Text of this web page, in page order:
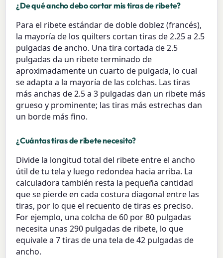
¿De qué ancho debo cortar mis tiras de ribete?
Para el ribete estándar de doble doblez (francés),
la mayoría de los quilters cortan tiras de 2.25 a 2.5
pulgadas de ancho. Una tira cortada de 2.5
pulgadas da un ribete terminado de
aproximadamente un cuarto de pulgada, lo cual
se adapta a la mayoría de las colchas. Las tiras
más anchas de 2.5 a 3 pulgadas dan un ribete más
grueso y prominente; las tiras más estrechas dan
un borde más fino.
¿Cuántas tiras de ribete necesito?
Divide la longitud total del ribete entre el ancho
útil de tu tela y luego redondea hacia arriba. La
calculadora también resta la pequeña cantidad
que se pierde en cada costura diagonal entre las
tiras, por lo que el recuento de tiras es preciso.
For ejemplo, una colcha de 60 por 80 pulgadas
necesita unas 290 pulgadas de ribete, lo que
equivale a 7 tiras de una tela de 42 pulgadas de
ancho.